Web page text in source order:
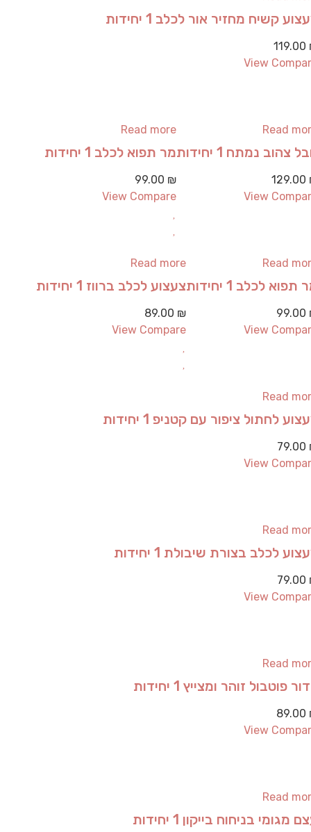
קשיח מחזיר אור לכלב 1 יחידות
119.00
View
Read
צהוב נמתח 1 יחידות
129.00
View
Read more
מר תפוא לכלב 1 יחידות
99.00 ₪
View Compare
Read
תפוא לכלב 1 יחידות
99.00
View
Read more
צעצוע לכלב ברווז 1 יחידות
89.00 ₪
View Compare
Read
לחתול ציפור עם קטניפ 1 יחידות
79.00
View
Read
לכלב בצורת שיבולת 1 יחידות
79.00
View
Read
פוטבול זוהר ומצייץ 1 יחידות
89.00
View
Read
מגומי בניחוח בייקון 1 יחידות